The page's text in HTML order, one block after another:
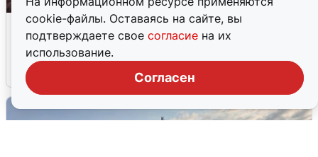
cookie-файлы. Оставаясь на сайте, вы
подтверждаете свое согласие на их
использование.
Согласен
Опубликована карта отключений
воды в Воронеже
6 августа